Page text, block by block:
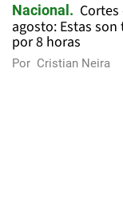
Nacional
agosto: Estas
por 8 horas
Por Cristian Neira